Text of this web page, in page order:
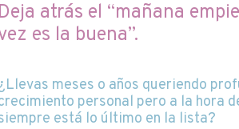
atrás el “mañana
es la buena”.
meses o años queriendo
personal pero a la hora
está lo último en la lista?